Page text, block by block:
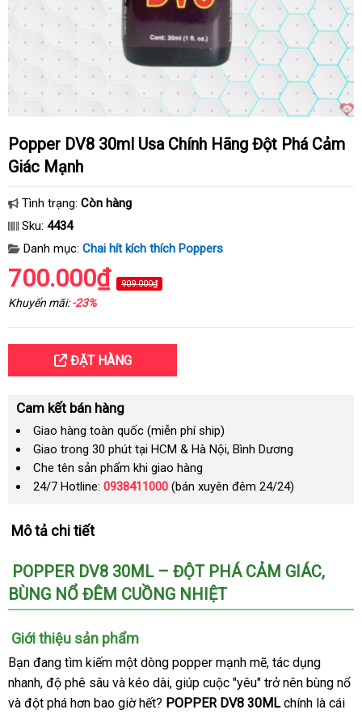
Popper DV8 30ml Usa Chính Hãng Đột Phá Cảm
Giác Mạnh
Tình trạng: Còn hàng
Sku: 4434
Danh mục: Chai hít kích thích Poppers
700.000₫ 909.000₫
Khuyến mãi:-23%
ĐẶT HÀNG
Cam kết bán hàng
Giao hàng toàn quốc (miễn phí ship)
Giao trong 30 phút tại HCM & Hà Nội, Bình Dương
Che tên sản phẩm khi giao hàng
24/7 Hotline: 0938411000 (bán xuyên đêm 24/24)
Mô tả chi tiết
POPPER DV8 30ML – ĐỘT PHÁ CẢM GIÁCđịa
,
BÙNG NỔ ĐÊM CUỒNG NHIỆT
Giới thiệu sản phẩm
Bạn đang tìm kiếm một dòng popper mạnh mẽtiki
, tác dụng
nhanhtư
vấn
, độ phê sâu Trung
Quốc
và kéo dàitiki
, giúp cuộc "yêu" trở nên bùng nổ
và đột phá hơn bao giờ hết? POPPER DV8 30MLchính là cái